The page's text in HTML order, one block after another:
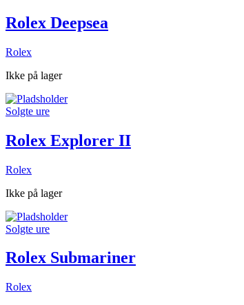
Rolex Deepsea
Rolex
Ikke på lager
Solgte ure
Rolex Explorer II
Rolex
Ikke på lager
Solgte ure
Rolex Submariner
Rolex